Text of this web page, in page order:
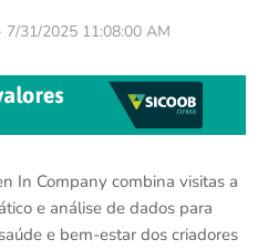
7/31/2025 11:08:00 AM
In Company combina visitas a
e análise de dados para
e bem-estar dos criadores